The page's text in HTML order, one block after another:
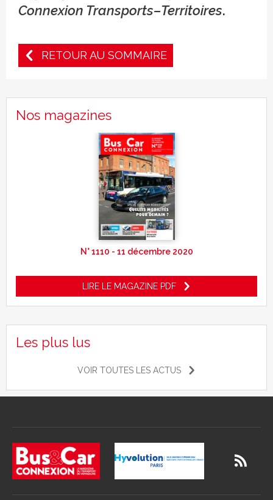
Connexion Transports–Territoires.
RETOUR AU SOMMAIRE
Nos magazines
N° 1110 - 11 décembre 2020
LIRE LE MAGAZINE PDF
Les plus lus
VOIR TOUTES LES ACTUS